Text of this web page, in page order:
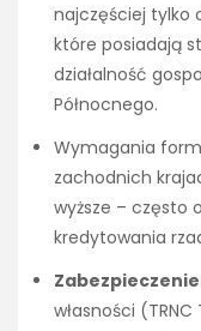
najczęściej tylko
które posiadają
działalność
Północnego.
Wymagania
zachodnich
wyższe – często
kredytowania
własności